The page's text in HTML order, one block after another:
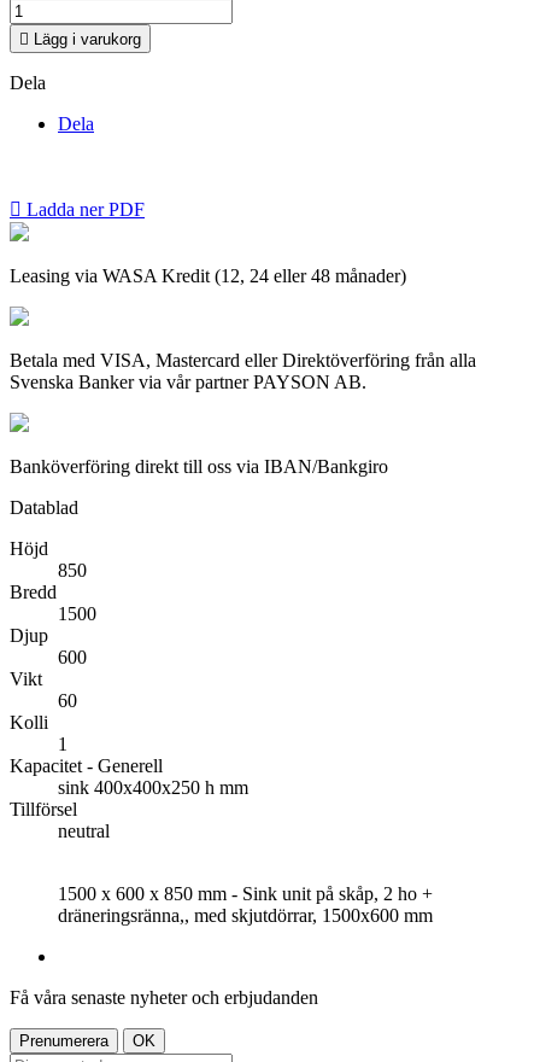
 Lägg i varukorg
Dela
Dela
 Ladda ner PDF
Leasing via WASA Kredit (12, 24 eller 48 månader)
Betala med VISA, Mastercard eller Direktöverföring från alla
Svenska Banker via vår partner PAYSON AB.
Banköverföring direkt till oss via IBAN/Bankgiro
Datablad
Höjd
850
Bredd
1500
Djup
600
Vikt
60
Kolli
1
Kapacitet - Generell
sink 400x400x250 h mm
Tillförsel
neutral
1500 x 600 x 850 mm - Sink unit på skåp, 2 ho +
dräneringsränna,, med skjutdörrar, 1500x600 mm
Få våra senaste nyheter och erbjudanden